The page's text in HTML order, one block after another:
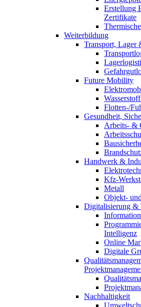
Erstellung
Zertifikate
Weiterbildung
Transport, Lager
Future Mobility
Flotten-/
Gesundheit,
Arbeits- &
Handwerk &
Kfz-
Metall
Objekt-
Digitalisierung &
Intelligenz
Online
Digitale
Nachhaltigkeit